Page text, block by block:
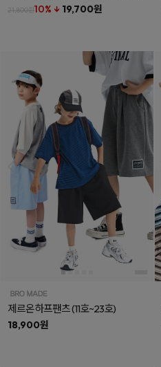
21,800원10% ↓ 19,700원
제르온하프팬츠(11호~23호)
18,900원